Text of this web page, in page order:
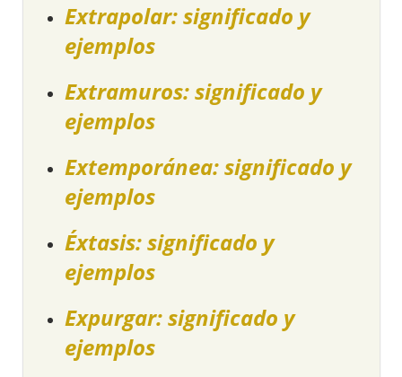
Extrapolar: significado y
ejemplos
Extramuros: significado y
ejemplos
Extemporánea: significado y
ejemplos
Éxtasis: significado y
ejemplos
Expurgar: significado y
ejemplos